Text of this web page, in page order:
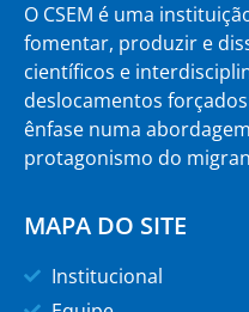
O CSEM é uma
fomentar, produzir e
científicos e
deslocamentos
ênfase numa
protagonismo do
MAPA DO SITE
Institucional